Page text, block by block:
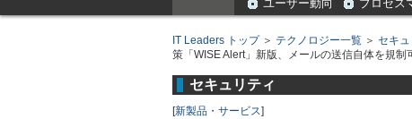
ユーザー動向 プロセス
IT Leaders トップ＞ テクノロジー一覧 ＞ セキュ
策「WISE Alert」新版、メールの送信自体を規制
セキュリティ
[新製品・サービス]